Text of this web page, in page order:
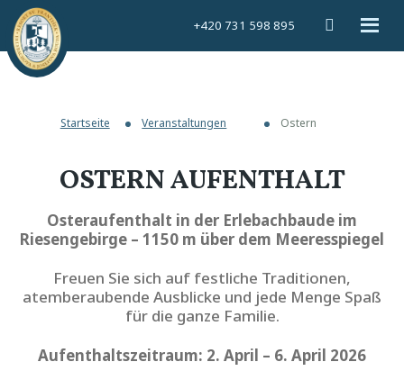
+420 731 598 895
Startseite Veranstaltungen Ostern
OSTERN AUFENTHALT
Osteraufenthalt in der Erlebachbaude im
Riesengebirge – 1150 m über dem Meeresspiegel
Freuen Sie sich auf festliche Traditionen,
atemberaubende Ausblicke und jede Menge Spaß
für die ganze Familie.
Aufenthaltszeitraum: 2. April – 6. April 2026